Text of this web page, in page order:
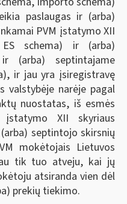
paslaugas ir (arba)
PVM įstatymo XII
schema) ir (arba)
(arba) septintajame
ir jau yra įsiregistravę
valstybėje narėje pagal
nuostatas, iš esmės
XII skyriaus
septintojo skirsnių
mokėtojais Lietuvos
tik tuo atveju, kai jų
atsiranda vien dėl
prekių tiekimo.